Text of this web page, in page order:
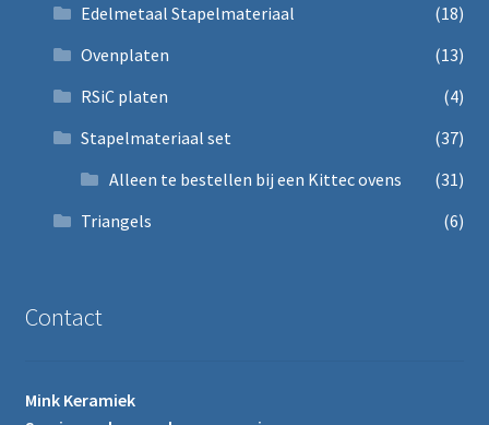
Edelmetaal Stapelmateriaal
(18)
Ovenplaten
(13)
RSiC platen
(4)
Stapelmateriaal set
(37)
Alleen te bestellen bij een Kittec ovens
(31)
Triangels
(6)
Contact
Mink Keramiek